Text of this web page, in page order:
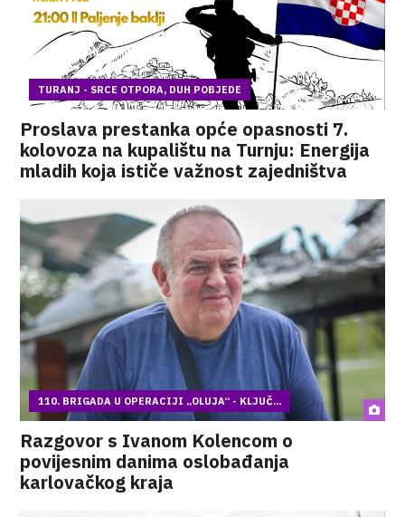
TURANJ - SRCE OTPORA, DUH POBJEDE
Proslava prestanka opće opasnosti 7.
kolovoza na kupalištu na Turnju: Energija
mladih koja ističe važnost zajedništva
110. BRIGADA U OPERACIJI „OLUJA“ - KLJUČ...
Razgovor s Ivanom Kolencom o
povijesnim danima oslobađanja
karlovačkog kraja